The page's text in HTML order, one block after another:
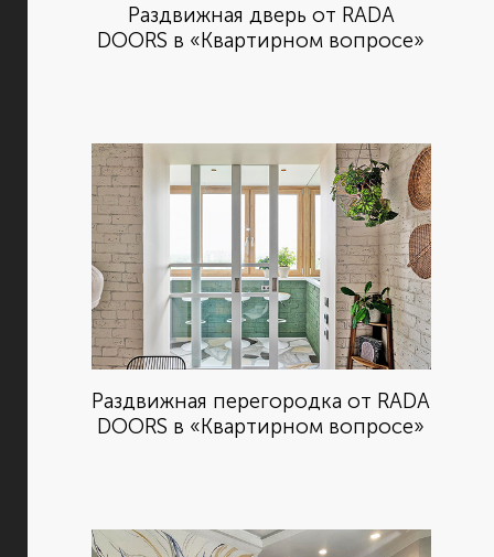
Раздвижная дверь от RADA
DOORS в «Квартирном вопросе»
Раздвижная перегородка от RADA
DOORS в «Квартирном вопросе»